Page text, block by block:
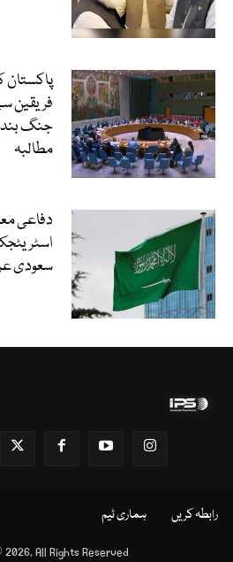
پاکستان
فریقین
جنگ
مطالبہ
دفاعی
سعودی
All Rights Reserved
رابطہ کریں ہماری ٹیم